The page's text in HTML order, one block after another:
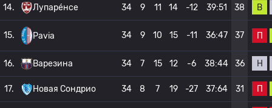
14. Лупаре́нсе 34 9 11 14 -12 39:51 38 В
15. Pavia 34 9 10 15 -11 36:47 37 П
16. Варезина 34 7 15 12 -6 38:44 36 Н
17. Новая Сондрио 34 8 7 19 -27 37:64 31 П